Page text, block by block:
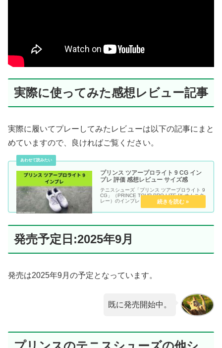
実際に使ってみた感想レビュー記事
実際に履いてプレーしてみたレビューは以下の記事にまと
めていますので、良ければご覧ください。
プリンス ツアープロライト 9 CG イン
プレ 評価 感想レビュー サイズ感
テニスシューズ「プリンス ツアープロライト 9
CG」（PRINCE TOUR PRO LITE IX オムニク
レー）のインプレ・評価・感想レビュー記事で
発売予定日:2025年9月
発売は2025年9月の予定となっています。
既に発売開始中。